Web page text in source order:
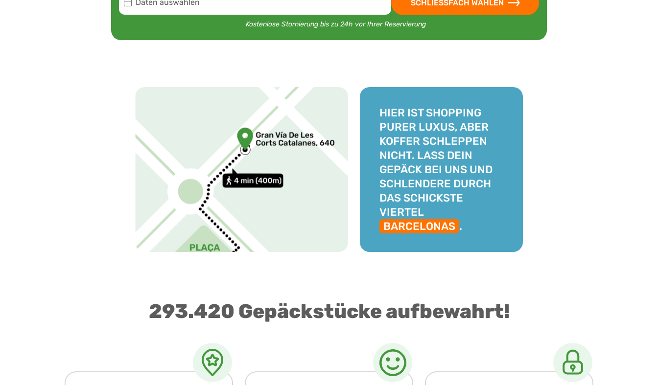
Daten auswählen SCHLIESSFACH WÄHLEN
Kostenlose Stornierung bis zu 24h vor Ihrer Reservierung
HIER IST SHOPPING
PURER LUXUS, ABER
KOFFER SCHLEPPEN
NICHT. LASS DEIN
GEPÄCK BEI UNS UND
SCHLENDERE DURCH
DAS SCHICKSTE
VIERTEL
BARCELONAS .
293.420 Gepäckstücke aufbewahrt!